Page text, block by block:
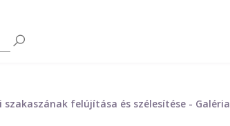
felújítása és szélesítése - Galéria